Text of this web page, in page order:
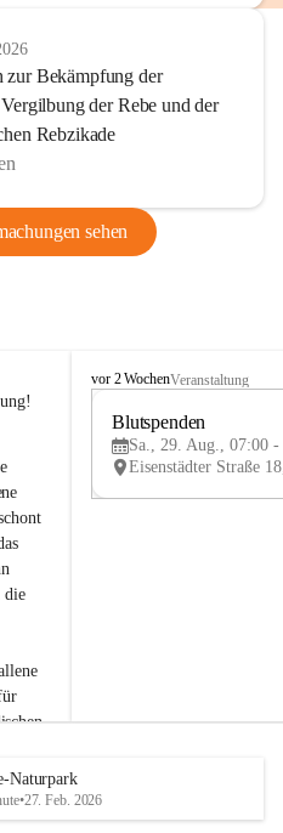
zur Bekämpfung der
der Rebe und der
Rebzikade
sehen
die
B
e
u
e
d
vor 2 WochenVeranstaltung
Blutspenden
Sa., 29. Aug., 07:00 -
Naturpark
•27. Feb. 2026